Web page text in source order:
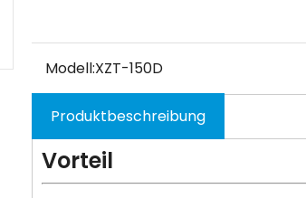
Modell:XZT-150D
Produktbeschreibung
Vorteil